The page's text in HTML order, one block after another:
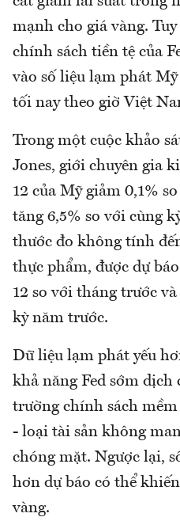
mạnh cho giá vàng.
chính sách tiền tệ của
vào số liệu lạm phát
tối nay theo giờ Việt
Trong một cuộc khảo
Jones, giới chuyên gia
12 của Mỹ giảm 0,1%
tăng 6,5% so với cùng
thước đo không tính
thực phẩm, được dự
12 so với tháng trước
kỳ năm trước.
Dữ liệu lạm phát yếu
khả năng Fed sớm dịch
trường chính sách
- loại tài sản không
chóng mặt. Ngược lại,
hơn dự báo có thể
vàng.